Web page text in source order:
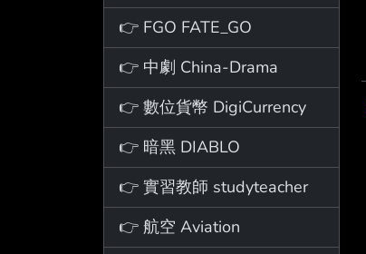
👉 FGO FATE_GO
👉 中劇 China-Drama
👉 數位貨幣 DigiCurrency
👉 暗黑 DIABLO
👉 實習教師 studyteacher
👉 航空 Aviation